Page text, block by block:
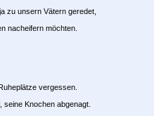
zu unsern Vätern geredet,
nacheifern möchten.
vergessen.
Knochen abgenagt.